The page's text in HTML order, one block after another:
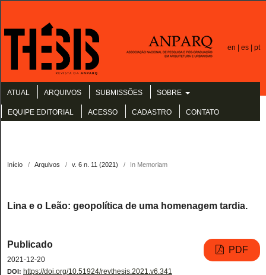
en | es | pt
ATUAL ARQUIVOS SUBMISSÕES SOBRE
EQUIPE EDITORIAL ACESSO CADASTRO CONTATO
Início / Arquivos / v. 6 n. 11 (2021) / In Memoriam
Lina e o Leão: geopolítica de uma homenagem tardia.
Publicado
2021-12-20
PDF
DOI: https://doi.org/10.51924/revthesis.2021.v6.341